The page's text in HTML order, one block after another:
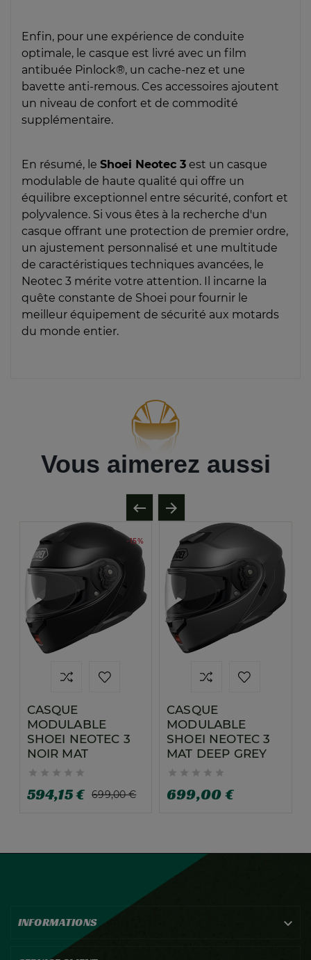
Enfin, pour une expérience de conduite
optimale, le casque est livré avec un film
antibuée Pinlock®, un cache-nez et une
bavette anti-remous. Ces accessoires ajoutent
un niveau de confort et de commodité
supplémentaire.
En résumé, le Shoei Neotec 3 est un casque
modulable de haute qualité qui offre un
équilibre exceptionnel entre sécurité, confort et
polyvalence. Si vous êtes à la recherche d'un
casque offrant une protection de premier ordre,
un ajustement personnalisé et une multitude
de caractéristiques techniques avancées, le
Neotec 3 mérite votre attention. Il incarne la
quête constante de Shoei pour fournir le
meilleur équipement de sécurité aux motards
du monde entier.
Vous aimerez aussi
 arrow_forward
-15%
CASQUE
MODULABLE
SHOEI NEOTEC 3
NOIR MAT
    
594,15 € 699,00 €
CASQUE
MODULABLE
SHOEI NEOTEC 3
MAT DEEP GREY
    
699,00 €
INFORMATIONS 